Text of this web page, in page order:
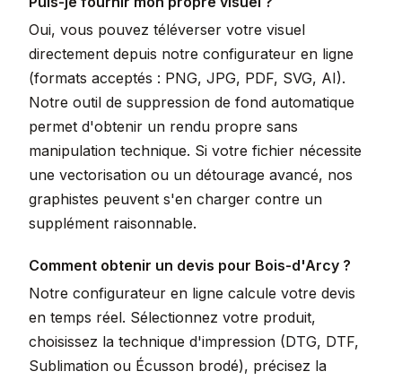
Oui, vous pouvez téléverser votre visuel
directement depuis notre configurateur en ligne
(formats acceptés : PNG, JPG, PDF, SVG, AI).
Notre outil de suppression de fond automatique
permet d'obtenir un rendu propre sans
manipulation technique. Si votre fichier nécessite
une vectorisation ou un détourage avancé, nos
graphistes peuvent s'en charger contre un
supplément raisonnable.
Comment obtenir un devis pour Bois-d'Arcy ?
Notre configurateur en ligne calcule votre devis
en temps réel. Sélectionnez votre produit,
choisissez la technique d'impression (DTG, DTF,
Sublimation ou Écusson brodé), précisez la